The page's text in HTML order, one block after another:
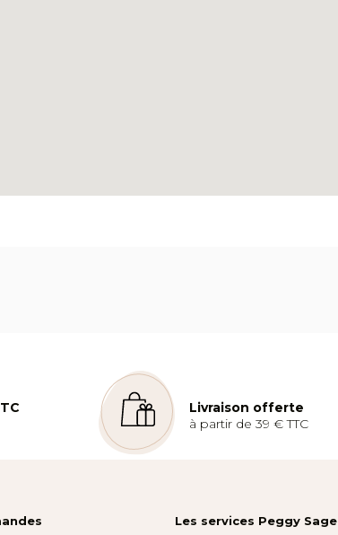
Livraison offerte
à partir de 39 € TTC
Les services Peggy Sage